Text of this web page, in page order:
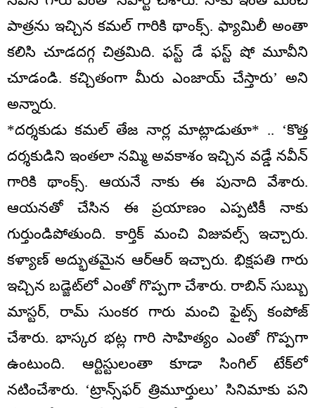
పాత్రను ఇచ్చిన కమల్ గారికి థాంక్స్. ఫ్యామిలీ అంతా
కలిసి చూడదగ్గ చిత్రమిది. ఫస్ట్ డే ఫస్ట్ షో మూవీని
చూడండి. కచ్చితంగా మీరు ఎంజాయ్ చేస్తారు’ అని
అన్నారు.
*దర్శకుడు కమల్ తేజ నార్ల మాట్లాడుతూ* .. ‘కొత్త
దర్శకుడిని ఇంతలా నమ్మి అవకాశం ఇచ్చిన వడ్డే నవీన్
గారికి థాంక్స్. ఆయనే నాకు ఈ పునాది వేశారు.
ఆయనతో చేసిన ఈ ప్రయాణం ఎప్పటికీ నాకు
గుర్తుండిపోతుంది. కార్తిక్ మంచి విజువల్స్ ఇచ్చారు.
కళ్యాణ్ అద్భుతమైన ఆర్ఆర్ ఇచ్చారు. భిక్షపతి గారు
ఇచ్చిన బడ్జెట్‌లో ఎంతో గొప్పగా చేశారు. రాబిన్ సుబ్బు
మాస్టర్, రామ్ సుంకర గారు మంచి ఫైట్స్ కంపోజ్
చేశారు. భాస్కర భట్ల గారి సాహిత్యం ఎంతో గొప్పగా
ఉంటుంది. ఆర్టిస్టులంతా కూడా సింగిల్ టేక్‌లో
నటించేశారు. ‘ట్రాన్స్‌ఫర్ త్రిమూర్తులు’ సినిమాకు పని